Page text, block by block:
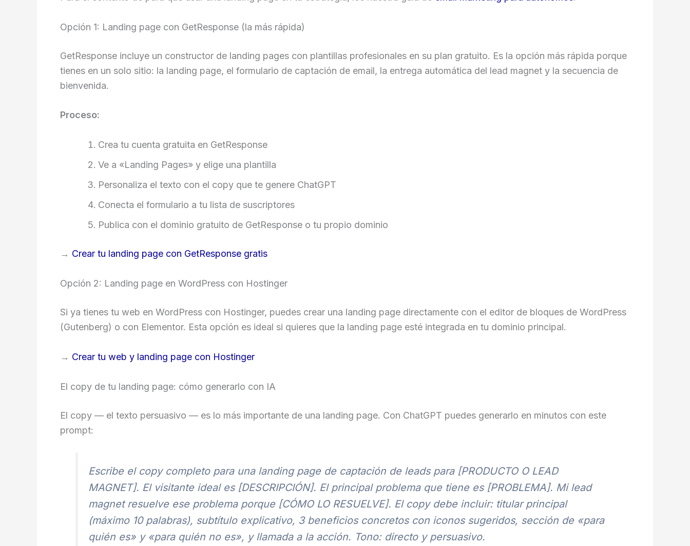
Opción 1: Landing page con GetResponse (la más rápida)
GetResponse incluye un constructor de landing pages con plantillas profesionales en su plan gratuito. Es la opción más rápida porque
tienes en un solo sitio: la landing page, el formulario de captación de email, la entrega automática del lead magnet y la secuencia de
bienvenida.
Proceso:
Crea tu cuenta gratuita en GetResponse
Ve a «Landing Pages» y elige una plantilla
Personaliza el texto con el copy que te genere ChatGPT
Conecta el formulario a tu lista de suscriptores
Publica con el dominio gratuito de GetResponse o tu propio dominio
→ Crear tu landing page con GetResponse gratis
Opción 2: Landing page en WordPress con Hostinger
Si ya tienes tu web en WordPress con Hostinger, puedes crear una landing page directamente con el editor de bloques de WordPress
(Gutenberg) o con Elementor. Esta opción es ideal si quieres que la landing page esté integrada en tu dominio principal.
→ Crear tu web y landing page con Hostinger
El copy de tu landing page: cómo generarlo con IA
El copy — el texto persuasivo — es lo más importante de una landing page. Con ChatGPT puedes generarlo en minutos con este
prompt:
Escribe el copy completo para una landing page de captación de leads para [PRODUCTO O LEAD
MAGNET]. El visitante ideal es [DESCRIPCIÓN]. El principal problema que tiene es [PROBLEMA]. Mi lead
magnet resuelve ese problema porque [CÓMO LO RESUELVE]. El copy debe incluir: titular principal
(máximo 10 palabras), subtítulo explicativo, 3 beneficios concretos con iconos sugeridos, sección de «para
quién es» y «para quién no es», y llamada a la acción. Tono: directo y persuasivo.